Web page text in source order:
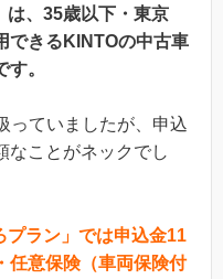
は、35歳以下・東京
できるKINTOの中古車
。
っていましたが、申込
なことがネックでし
プラン」では申込金11
任意保険（車両保険付